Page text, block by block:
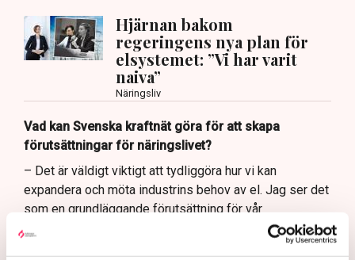
Hjärnan bakom
regeringens nya plan för
elsystemet: ”Vi har varit
naiva”
Näringsliv
Vad kan Svenska kraftnät göra för att skapa
förutsättningar för näringslivet?
– Det är väldigt viktigt att tydliggöra hur vi kan
expandera och möta industrins behov av el. Jag ser det
som en grundläggande förutsättning för vår
konkurrenskraft och då är det viktigt att säkerställa
leveranssäkerhet och att kunna visa företagen att